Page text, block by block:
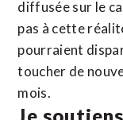
diffusée sur le
pas à cette
pourraient
toucher de
mois.